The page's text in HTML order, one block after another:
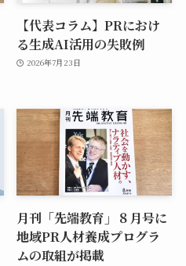
【代表コラム】PRにおけ
る生成AI活用の失敗例
2026年7月23日
月刊「先端教育」８月号に
地域PR人材養成プログラ
ムの取組が掲載